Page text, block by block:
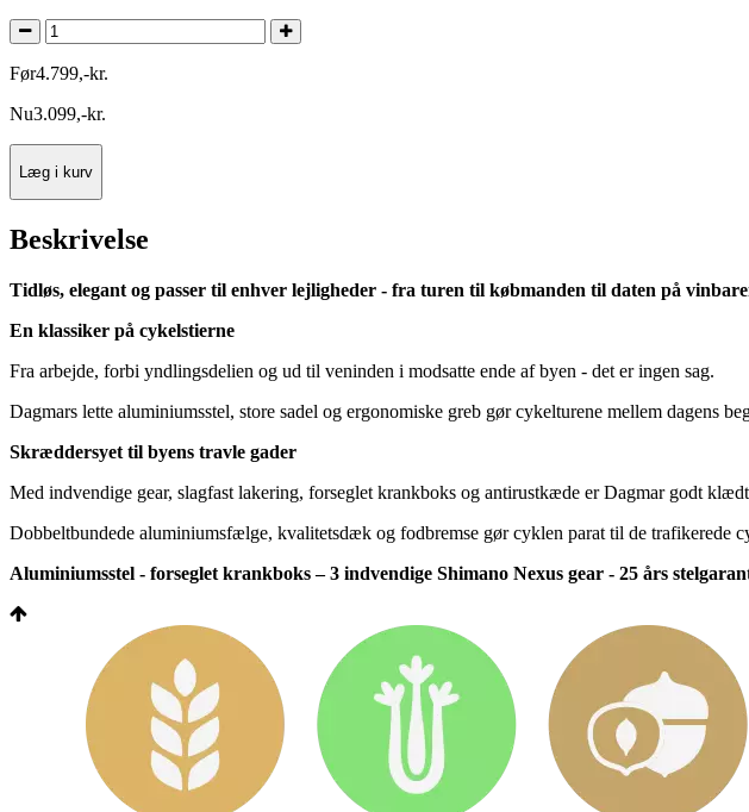
Før4.799,-kr.
Nu3.099,-kr.
Læg i kurv
Beskrivelse
Tidløs, elegant og passer til enhver lejligheder - fra turen til købmanden til daten på
En klassiker på cykelstierne
Fra arbejde, forbi yndlingsdelien og ud til veninden i modsatte ende af byen - det er ingen sag.
Dagmars lette aluminiumsstel, store sadel og ergonomiske greb gør cykelturene mellem dagens
Skræddersyet til byens travle gader
Med indvendige gear, slagfast lakering, forseglet krankboks og antirustkæde er Dagmar godt
Dobbeltbundede aluminiumsfælge, kvalitetsdæk og fodbremse gør cyklen parat til de trafikerede
Aluminiumsstel - forseglet krankboks – 3 indvendige Shimano Nexus gear - 25 års